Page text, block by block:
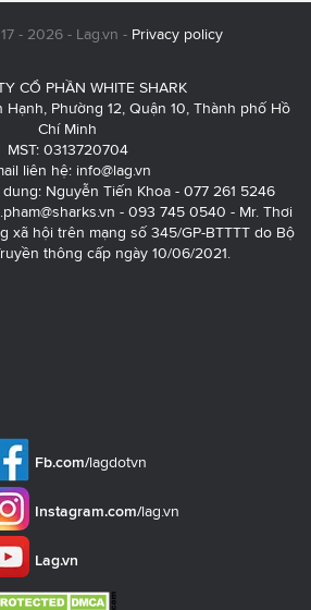
- 2026 - Lag.vn - Privacy policy
CỔ PHẦN WHITE SHARK
Hạnh, Phường 12, Quận 10, Thành phố Hồ
Chí Minh
MST: 0313720704
liên hệ: info@lag.vn
Nguyễn Tiến Khoa - 077 261 5246
- 093 745 0540 - Mr. Thơi
xã hội trên mạng số 345/GP-BTTTT do Bộ
thông cấp ngày 10/06/2021.
Fb.com/lagdotvn
Instagram.com/lag.vn
Lag.vn